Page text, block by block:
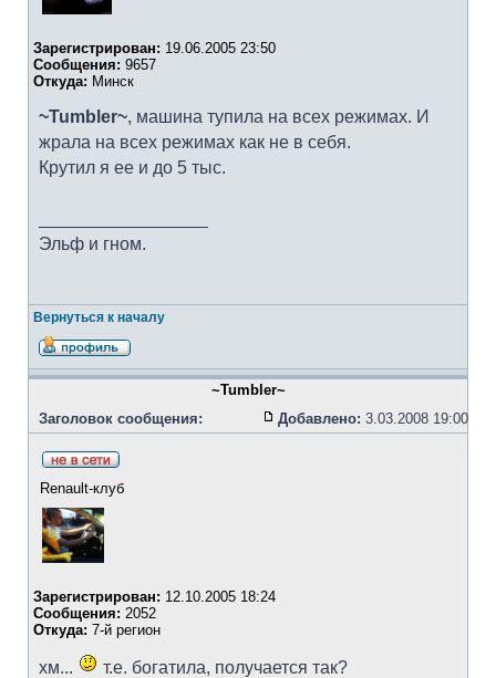
Зарегистрирован: 19.06.2005 23:50
Сообщения: 9657
Откуда: Минск
~Tumbler~, машина тупила на всех режимах. И
жрала на всех режимах как не в себя.
Крутил я ее и до 5 тыс.
Эльф и гном.
Вернуться к началу
~Tumbler~
Заголовок сообщения:
Добавлено: 3.03.2008 19:00
Renault-клуб
Зарегистрирован: 12.10.2005 18:24
Сообщения: 2052
Откуда: 7-й регион
хм... т.е. богатила, получается так?